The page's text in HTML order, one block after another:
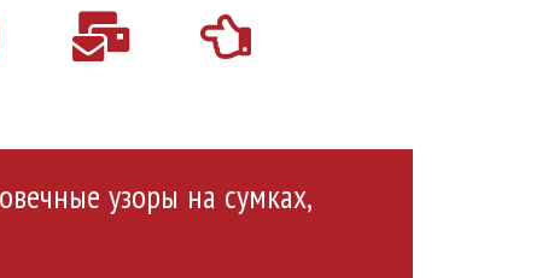
узоры на сумках,